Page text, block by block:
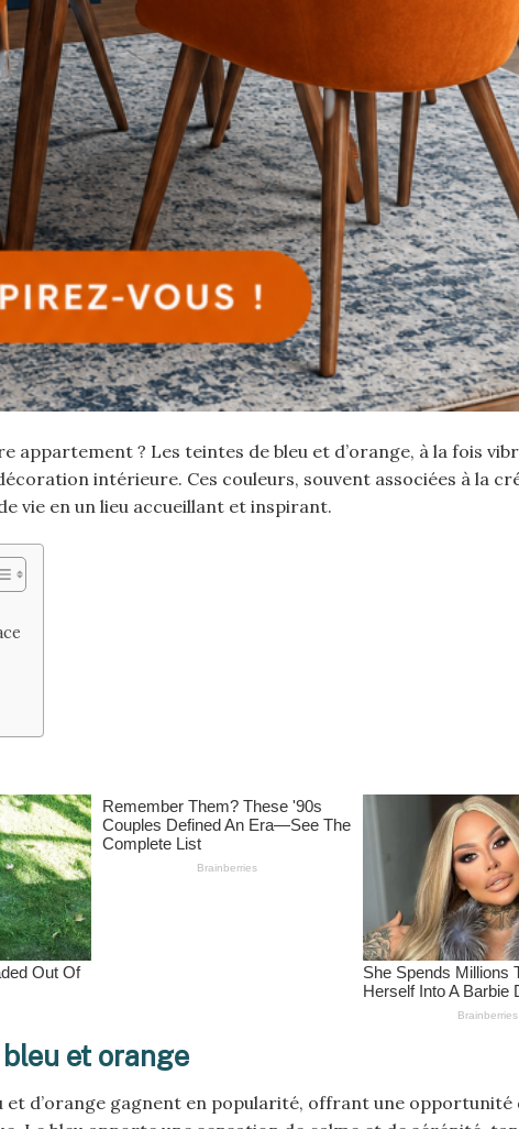
appartement ? Les teintes de bleu et d’orange, à la fois
intérieure. Ces couleurs, souvent associées à la
vie en un lieu accueillant et inspirant.
et orange
et d’orange gagnent en popularité, offrant une opportunité